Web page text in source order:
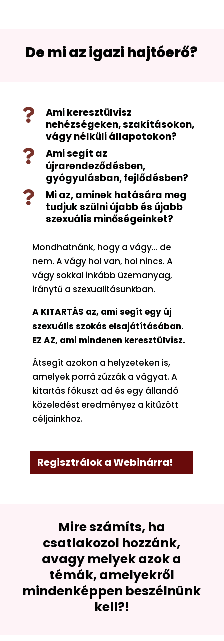
De mi az igazi hajtóerő?

Ami keresztülvisz
nehézségeken, szakításokon,
vágy nélküli állapotokon?

Ami segít az
újrarendeződésben,
gyógyulásban, fejlődésben?

Mi az, aminek hatására meg
tudjuk szülni újabb és újabb
szexuális minőségeinket?
Mondhatnánk, hogy a vágy… de
nem. A vágy hol van, hol nincs. A
vágy sokkal inkább üzemanyag,
iránytű a szexualitásunkban.
A KITARTÁS az, ami segít egy új
szexuális szokás elsajátításában.
EZ AZ, ami mindenen keresztülvisz.
Átsegít azokon a helyzeteken is,
amelyek porrá zúzzák a vágyat. A
kitartás fókuszt ad és egy állandó
közeledést eredményez a kitűzött
céljainkhoz.
Regisztrálok a Webinárra!
Mire számíts, ha
csatlakozol hozzánk,
avagy melyek azok a
témák, amelyekről
mindenképpen beszélnünk
kell?!